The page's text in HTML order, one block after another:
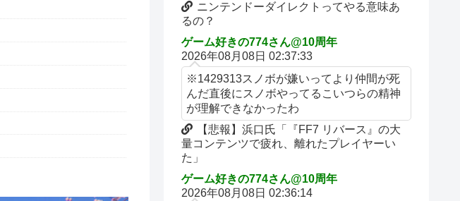
％
わるほどの調整、大会
をしたい。」
ニンテンドーダイレクトってやる意味あ
るの？
ゲーム好きの774さん@10周年
2026年08月08日 02:37:33
※1429313スノボが嫌いってより仲間が死
んだ直後にスノボやってるこいつらの精神
が理解できなかったわ
【悲報】浜口氏「『FF7 リバース』の大
量コンテンツで疲れ、離れたプレイヤーい
た」
ゲーム好きの774さん@10周年
2026年08月08日 02:36:14